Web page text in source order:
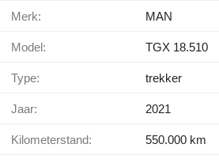
Merk: MAN
Model: TGX 18.510
Type: trekker
Jaar: 2021
Kilometerstand: 550.000 km